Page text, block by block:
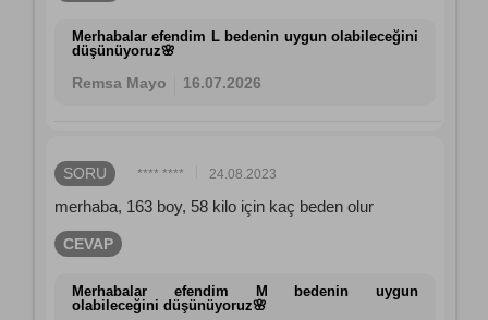
Merhabalar efendim L bedenin uygun olabileceğini
düşünüyoruz🌸
Remsa Mayo 16.07.2026
SORU **** **** 24.08.2023
merhaba, 163 boy, 58 kilo için kaç beden olur
CEVAP
Merhabalar efendim M bedenin uygun
olabileceğini düşünüyoruz🌸